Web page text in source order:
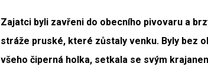
Zajatci byli zavřeni do obecního pivovaru a
stráže pruské, které zůstaly venku. Byly bez
všeho čiperná holka, setkala se svým